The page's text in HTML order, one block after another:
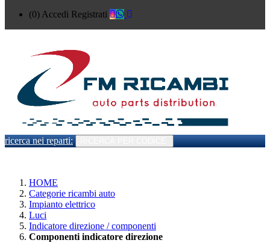
(0) Accedi Registrati
ricerca nei reparti:
HOME
Categorie ricambi auto
Impianto elettrico
Luci
Indicatore direzione / componenti
Componenti indicatore direzione